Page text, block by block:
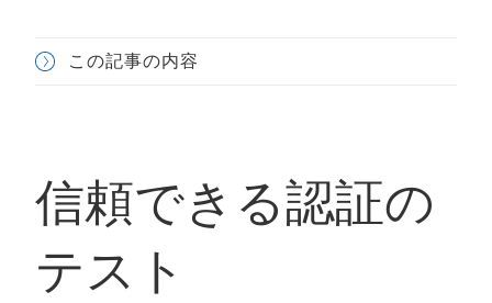
この記事の内容
信頼できる認証の
テスト